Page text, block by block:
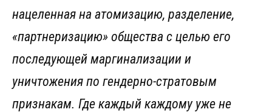
нацеленная на атомизацию, разделение,
«партнеризацию» общества с целью его
последующей маргинализации и
уничтожения по гендерно-стратовым
признакам. Где каждый каждому уже не